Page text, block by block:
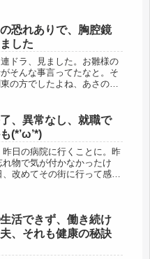
濯機って、皆、そうなのか
、ゴミがムチャクチャ取れ
恐れありで、胸腔鏡
した
ドラ、見ました。お雛様の
そんな事言ってたなと。そ
の方でしたよね、あさの波
、異常なし、就職で
(*’ω’*)
昨日の病院に行くことに。昨
れ物で気が付かなかったけ
、改めてその街に行って感じ
駅前に大きな商業施設が出
活できず、働き続け
、それも健康の秘訣